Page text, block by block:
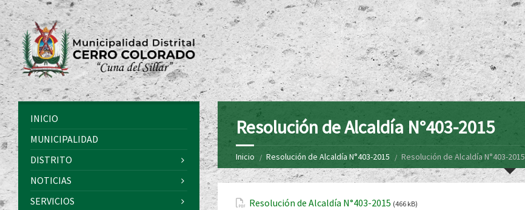
Resolución de Alcaldía N°403-2015
Inicio Resolución de Alcaldía N°403-2015 Resolución de Alcaldía N°403-2015
Resolución de Alcaldía N°403-2015 (466 kB)
INICIO
MUNICIPALIDAD
DISTRITO
NOTICIAS
SERVICIOS